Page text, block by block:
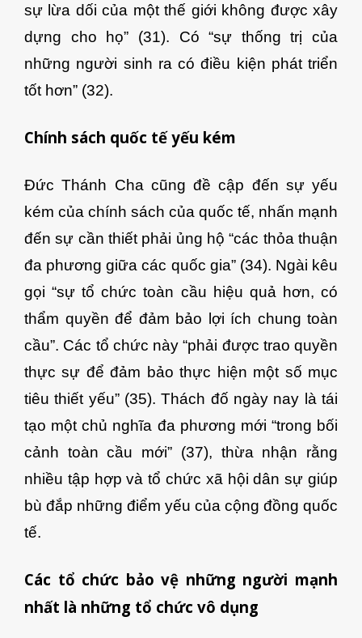
sự lừa dối của một thế giới không được xây
dựng cho họ” (31). Có “sự thống trị của
những người sinh ra có điều kiện phát triển
tốt hơn” (32).
Chính sách quốc tế yếu kém
Đức Thánh Cha cũng đề cập đến sự yếu
kém của chính sách của quốc tế, nhấn mạnh
đến sự cần thiết phải ủng hộ “các thỏa thuận
đa phương giữa các quốc gia” (34). Ngài kêu
gọi “sự tổ chức toàn cầu hiệu quả hơn, có
thẩm quyền để đảm bảo lợi ích chung toàn
cầu”. Các tổ chức này “phải được trao quyền
thực sự để đảm bảo thực hiện một số mục
tiêu thiết yếu” (35). Thách đố ngày nay là tái
tạo một chủ nghĩa đa phương mới “trong bối
cảnh toàn cầu mới” (37), thừa nhận rằng
nhiều tập hợp và tổ chức xã hội dân sự giúp
bù đắp những điểm yếu của cộng đồng quốc
tế.
Các tổ chức bảo vệ những người mạnh
nhất là những tổ chức vô dụng